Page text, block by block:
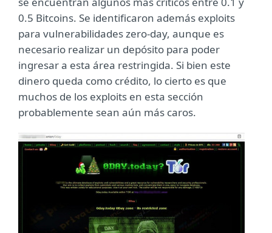
0.5 Bitcoins. Se identificaron además exploits
para vulnerabilidades zero-day, aunque es
necesario realizar un depósito para poder
ingresar a esta área restringida. Si bien este
dinero queda como crédito, lo cierto es que
muchos de los exploits en esta sección
probablemente sean aún más caros.